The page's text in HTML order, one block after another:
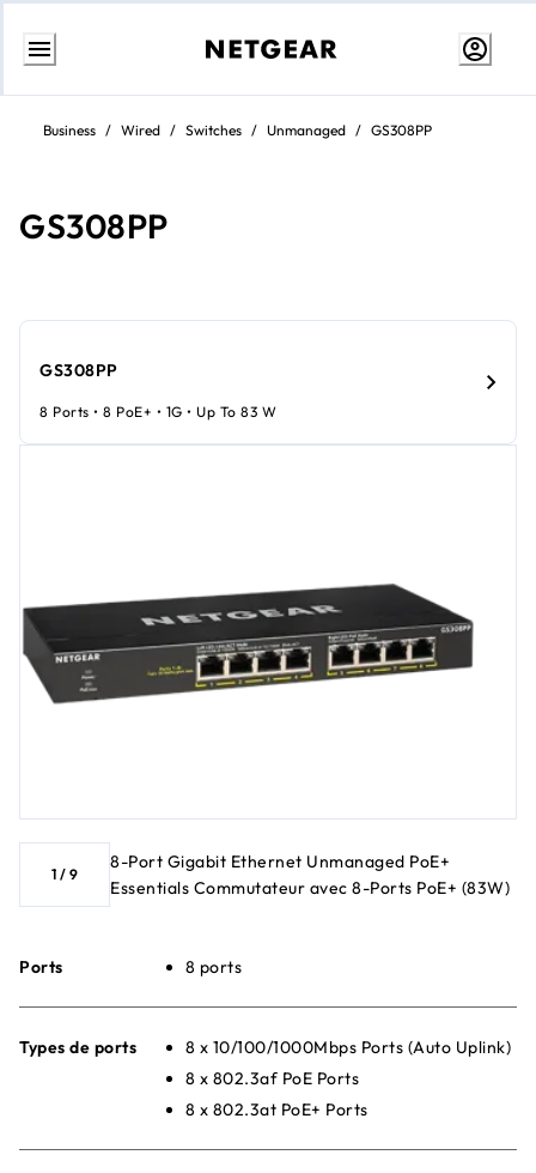
Aller
contenuBusiness / Wired / Switches / Unmanaged / GS308PP
GS308PP
1 / 9
8-Port Gigabit Ethernet Unmanaged PoE+
Essentials Commutateur avec 8-Ports PoE+ (83W)
Ports 8 ports
Types de ports
8 x 10/100/1000Mbps Ports (Auto Uplink)
8 x 802.3af PoE Ports
8 x 802.3at PoE+ Ports
GS308PP
8 Ports • 8 PoE+ • 1G • Up To 83 W